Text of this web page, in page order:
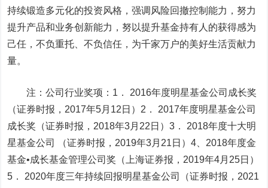
持续锻造多元化的投资风格，强调风险回撤控制能力，努力
提升产品和业务创新能力，努以提升基金持有人的获得感为
己任，不负重托、不负信任，为千家万户的美好生活贡献力
量。
注：公司行业奖项：1． 2016年度明星基金公司成长奖
（证券时报，2017年5月12日）2． 2017年度明星基金公司
成长奖（证券时报，2018年3月22日）3． 2018年度十大明
星基金公司 （证券时报，2019年3月21日）4、2018年度金
基金•成长基金管理公司奖（上海证券报，2019年4月25日）
5． 2020年度三年持续回报明星基金公司（证券时报，2021